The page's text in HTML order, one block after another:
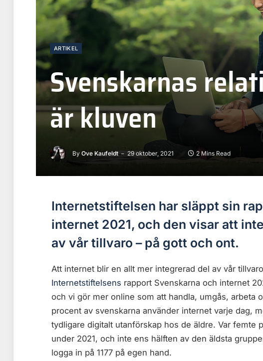
ARTIKEL
Svenskarnas
är kluven
By Ove Kaufeldt 29 oktober, 2021 2 Mins Read
Internetstiftelsen har släppt sin
internet 2021, och den visar att
av vår tillvaro – på gott och ont.
Att internet blir en allt mer integrerad del av vår
Internetstiftelsens rapport Svenskarna och internet
och vi gör mer online som att handla, umgås, arbeta
procent av svenskarna använder internet varje dag,
tydligare digitalt utanförskap hos de äldre. Var femte
under 2021, och inte ens hälften av den äldsta
logga in på 1177 på egen hand.